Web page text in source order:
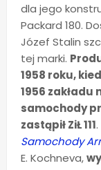
dla jego
Packard 180.
Józef Stalin
tej marki.
1958 roku,
1956 zakładu
samochody
zastąpił ZiŁ 111
Samochody
E. Kochneva,